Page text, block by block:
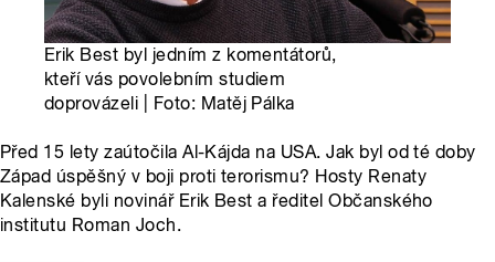
Erik Best byl jedním z komentátorů,
kteří vás povolebním studiem
doprovázeli | Foto: Matěj Pálka
Před 15 lety zaútočila Al-Kájda na USA. Jak byl od té doby
Západ úspěšný v boji proti terorismu? Hosty Renaty
Kalenské byli novinář Erik Best a ředitel Občanského
institutu Roman Joch.